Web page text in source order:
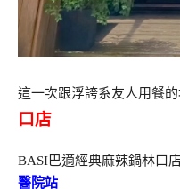
這一次跟浮誇系友人用餐
口店
BASI巴適經典麻辣鍋林口
醫院站